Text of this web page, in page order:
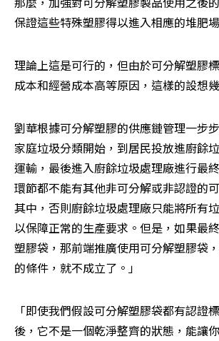
保證這些特殊塑膠得以進入相應的堆肥
理論上這是可行的，但由於可分解塑膠
成本和經營成本高等原因，這樣的設想
劉華根據可分解塑膠的供應鏈管理一步
家庭垃圾分類開始，到居民投放進廚餘
運輸，最後進入廚餘垃圾處理廠進行最
環節都不能有其他非可分解或非認證的
其中，否則廚餘垃圾處理廠只能將所有
以保障正常的生產要求。但是，如果最
塑膠袋，那前端推廣使用可分解塑膠袋
的條件，就不成立了。」
「即使我們假設可分解塑膠袋都有認證
後，它不是一個乾淨整齊的狀態，能讓